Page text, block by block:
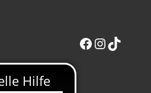
Facebook
TikTok